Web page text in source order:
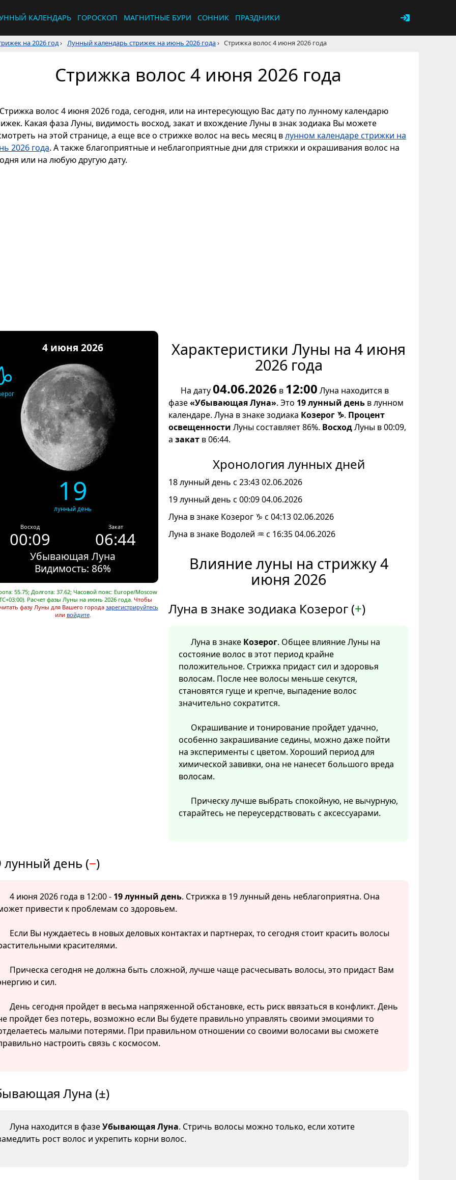
КАЛЕНДАРЬ ГОРОСКОП МАГНИТНЫЕ БУРИ СОННИК ПРАЗДНИКИ
на 2026 год› Лунный календарь стрижек на июнь 2026 года› Стрижка волос 4 июня 2026 года
Стрижка волос 4 июня 2026 года
Стрижка волос 4 июня 2026 года, сегодня, или на интересующую Вас дату по лунному календарю
Какая фаза Луны, видимость восход, закат и вхождение Луны в знак зодиака Вы можете
на этой странице, а еще все о стрижке волос на весь месяц влунном календаре стрижки на
2026 года. А также благоприятные и неблагоприятные дни для стрижки и окрашивания волос на
или на любую другую дату.
4 июня 2026
19
лунный день
Восход
00:09
Закат
06:44
Убывающая Луна
Видимость: 86%
55.75; Долгота: 37.62; Часовой пояс: Europe/Moscow
Расчет фазы Луны на июнь 2026 года. Чтобы
фазу Луны для Вашего города зарегистрируйтесь
или войдите.
Характеристики Луны на 4 июня
2026 года
На дату04.06.2026 в 12:00 Луна находится в
фазе«Убывающая Луна». Это 19 лунный день в лунном
календаре. Луна в знаке зодиака Козерог ♑. Процент
освещенности Луны составляет 86%. ВосходЛуны в 00:09,
а закат в 06:44.
Хронология лунных дней
18 лунный день с 23:43 02.06.2026
19 лунный день с 00:09 04.06.2026
Луна в знаке Козерог ♑ с 04:13 02.06.2026
Луна в знаке Водолей ♒ с 16:35 04.06.2026
Влияние луны на стрижку 4
июня 2026
Луна в знаке зодиака Козерог (+)
Луна в знаке Козерог. Общее влияние Луны на
состояние волос в этот период крайне
положительное. Стрижка придаст сил и здоровья
волосам. После нее волосы меньше секутся,
становятся гуще и крепче, выпадение волос
значительно сократится.
Окрашивание и тонирование пройдет удачно,
особенно закрашивание седины, можно даже пойти
на эксперименты с цветом. Хороший период для
химической завивки, она не нанесет большого вреда
волосам.
Прическу лучше выбрать спокойную, не вычурную,
старайтесь не переусердствовать с аксессуарами.
лунный день (−)
4 июня 2026 года в 12:00 - 19 лунный день. Стрижка в 19 лунный день неблагоприятна. Она
привести к проблемам со здоровьем.
Если Вы нуждаетесь в новых деловых контактах и партнерах, то сегодня стоит красить волосы
красителями.
Прическа сегодня не должна быть сложной, лучше чаще расчесывать волосы, это придаст Вам
и сил.
День сегодня пройдет в весьма напряженной обстановке, есть риск ввязаться в конфликт. День
пройдет без потерь, возможно если Вы будете правильно управлять своими эмоциями то
малыми потерями. При правильном отношении со своими волосами вы сможете
настроить связь с космосом.
Луна (±)
Луна находится в фазеУбывающая Луна. Стричь волосы можно только, если хотите
рост волос и укрепить корни волос.